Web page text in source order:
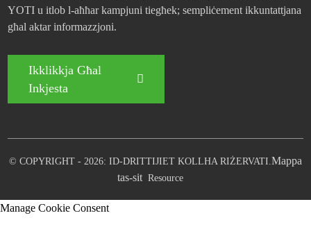
YOTI u itlob l-aħħar kampjuni tiegħek; sempliċement ikkuntattjana
għal aktar informazzjoni.
Ikklikkja Għal
Inkjesta
© COPYRIGHT - 2026: ID-DRITTIJIET KOLLHA RIŻERVATI. Mappa
tas-sit Resource
Manage Cookie Consent